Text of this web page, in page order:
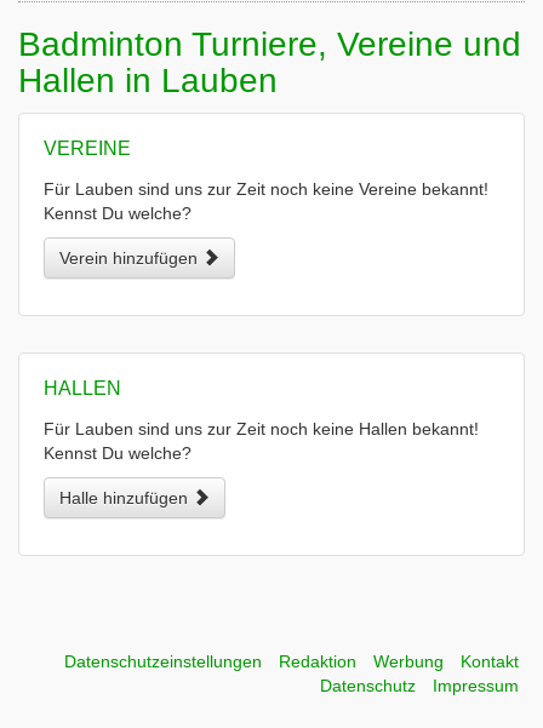
Badminton Turniere, Vereine und
Hallen in Lauben
VEREINE
Für Lauben sind uns zur Zeit noch keine Vereine bekannt!
Kennst Du welche?
Verein hinzufügen
HALLEN
Für Lauben sind uns zur Zeit noch keine Hallen bekannt!
Kennst Du welche?
Halle hinzufügen
Datenschutzeinstellungen Redaktion Werbung
Kontakt
Datenschutz
Impressum